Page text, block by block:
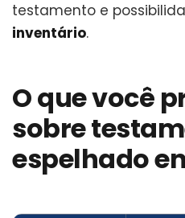
testamento e
inventário.
O que você
sobre
espelhado